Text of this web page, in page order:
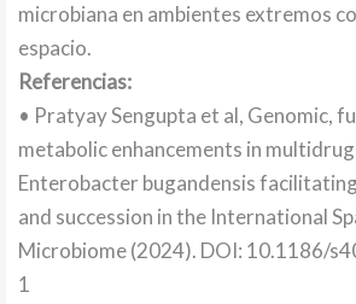
microbiana en ambientes extremos
espacio.
Referencias:
• Pratyay Sengupta et al, Genomic,
metabolic enhancements in
Enterobacter bugandensis
and succession in the International
Microbiome (2024). DOI: 10.1186/
1